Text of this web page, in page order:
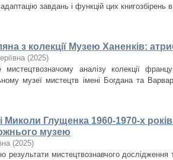
завдань і функцій цих книгозбірень
з колекції Музею Ханенків:
(2025)
мистецтвозначому аналізу колекції
музеї мистецтв імені Богдана та
Миколи Глущенка 1960-1970-х
музею
(2025)
результати мистецтвознавчого